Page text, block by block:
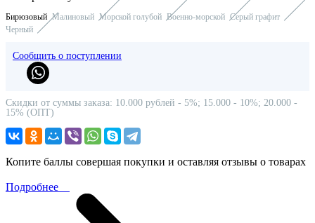
Бирюзовый Малиновый Морской голубой Военно-морской Серый графит
Черный
Сообщить о поступлении
Скидки от суммы заказа: 10.000 рублей - 5%; 15.000 - 10%; 20.000 -
15% (ОПТ)
Копите баллы совершая покупки и оставляя отзывы о товарах
Подробнее